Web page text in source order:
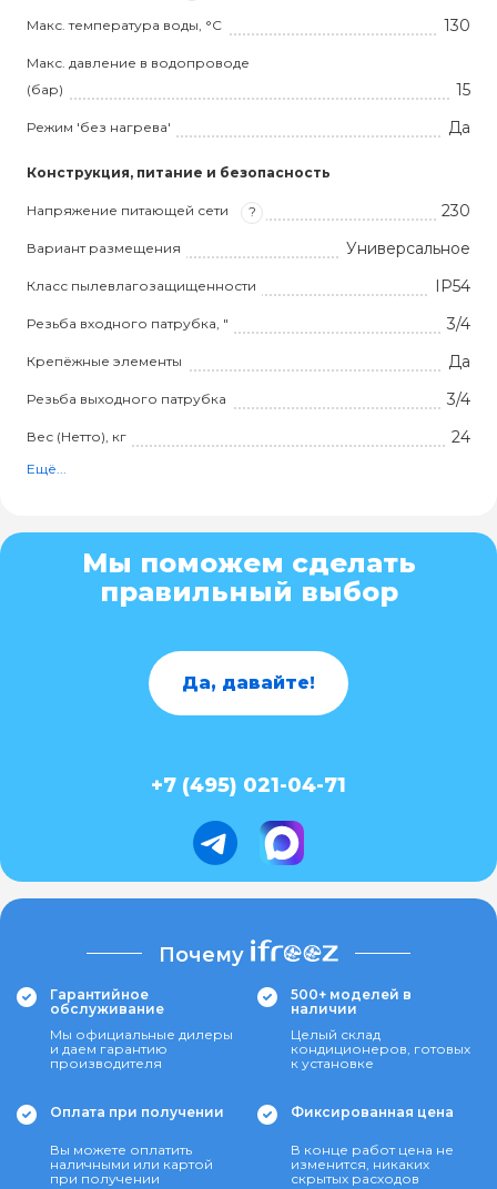
Макс. температура воды, °С 130
Макс. давление в водопроводе
(бар)
15
Режим 'без нагрева' Да
Конструкция, питание и безопасность
Напряжение питающей сети ? 230
Вариант размещения Универсальное
Класс пылевлагозащищенности IP54
Резьба входного патрубка, " 3/4
Крепёжные элементы Да
Резьба выходного патрубка 3/4
Вес (Нетто), кг 24
Ещё...
Мы поможем сделать
правильный выбор
Да, давайте!
+7 (495) 021-04-71
Почему
Гарантийное
обслуживание
Мы официальные дилеры
и даем гарантию
производителя
500+ моделей в
наличии
Целый склад
кондиционеров, готовых
к установке
Оплата при получении
Вы можете оплатить
наличными или картой
при получении
Фиксированная цена
В конце работ цена не
изменится, никаких
скрытых расходов